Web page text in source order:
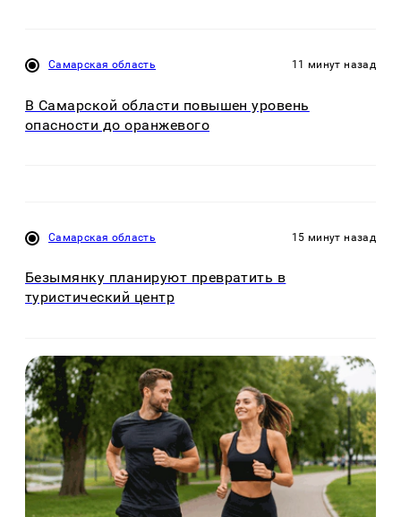
Самарская область 11 минут назад
В Самарской области повышен уровень
опасности до оранжевого
Самарская область 15 минут назад
Безымянку планируют превратить в
туристический центр